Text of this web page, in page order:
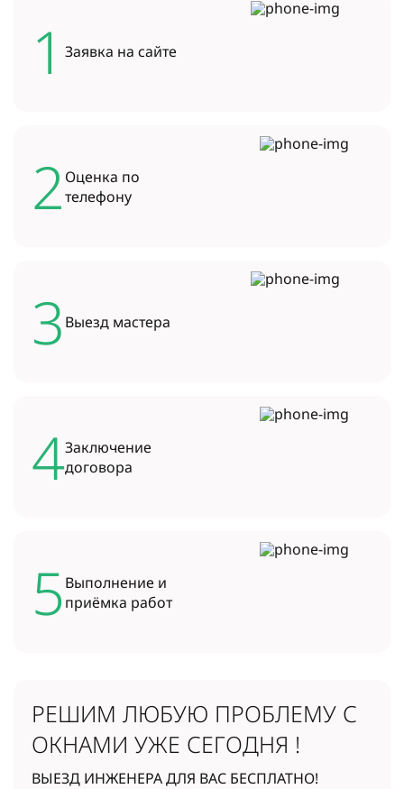
1 Заявка на сайте
2 Оценка по
телефону
3 Выезд мастера
4Заключение
договора
5Выполнение и
приёмка работ
РЕШИМ ЛЮБУЮ ПРОБЛЕМУ С
ОКНАМИ УЖЕ СЕГОДНЯ !
ВЫЕЗД ИНЖЕНЕРА ДЛЯ ВАС БЕСПЛАТНО!